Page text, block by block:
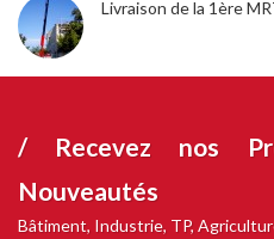
Livraison de la 1ère
/ Recevez nos
Nouveautés
Bâtiment, Industrie, TP,